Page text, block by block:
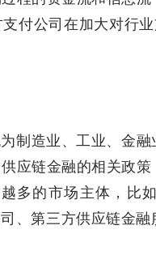
付公司在加大对行
制造业、工业、金
应链金融的相关政
多的市场主体，比
、第三方供应链金